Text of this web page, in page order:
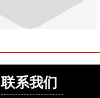
联系我们